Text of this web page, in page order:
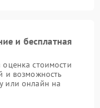
и бесплатная
оценка стоимости
и возможность
или онлайн на